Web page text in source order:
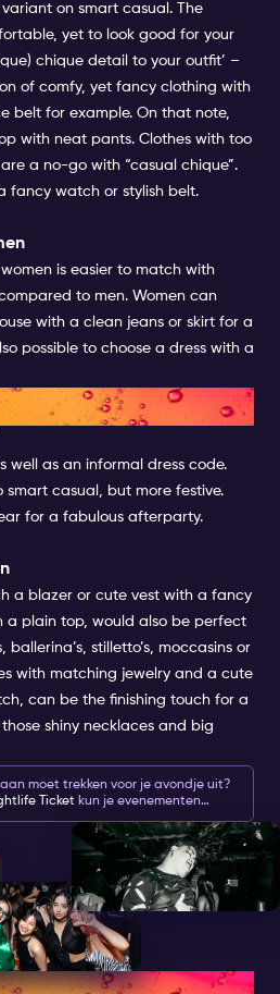
on smart casual. The
yet to look good for your
chique detail to your outfit’ –
of comfy, yet fancy clothing with
belt for example. On that note,
with neat pants. Clothes with too
a no-go with “casual chique”.
fancy watch or stylish belt.
is easier to match with
to men. Women can
with a clean jeans or skirt for a
possible to choose a dress with a
FOR WOMEN
well as an informal dress code.
smart casual, but more festive.
for a fabulous afterparty.
a blazer or cute vest with a fancy
a plain top, would also be perfect
ballerina’s, stilletto’s, moccasins or
with matching jewelry and a cute
can be the finishing touch for a
shiny necklaces and big
aan moet trekken voor je avondje uit?
Ticket kun je evenementen
sfeer en dresscode, zodat je er